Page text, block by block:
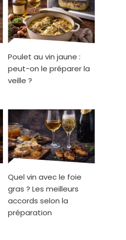
Poulet au vin jaune :
peut-on le préparer la
veille ?
Quel vin avec le foie
gras ? Les meilleurs
accords selon la
préparation